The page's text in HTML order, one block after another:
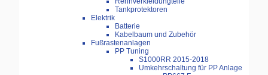
Tankprotektoren
Elektrik
Batterie
Kabelbaum und Zubehör
Fußrastenanlagen
PP Tuning
S1000RR 2015-2018
Umkehrschaltung für PP Anlage